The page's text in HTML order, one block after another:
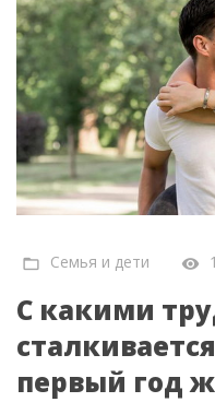
Семья и дети
С какими
первый год